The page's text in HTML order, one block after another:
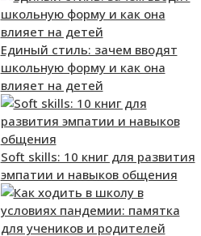
Единый стиль: зачем вводят
школьную форму и как она
влияет на детей
Soft skills: 10 книг для развития
эмпатии и навыков общения